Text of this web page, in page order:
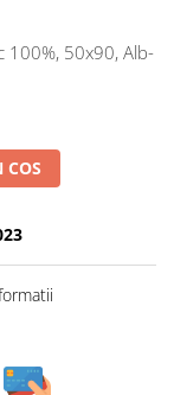
100%, 50x90, Alb-
COS